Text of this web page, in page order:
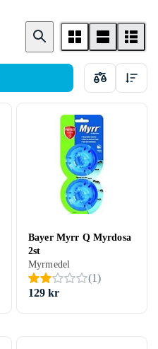
Bayer Myrr Q Myrdosa
2st
Myrmedel
(1)
129 kr